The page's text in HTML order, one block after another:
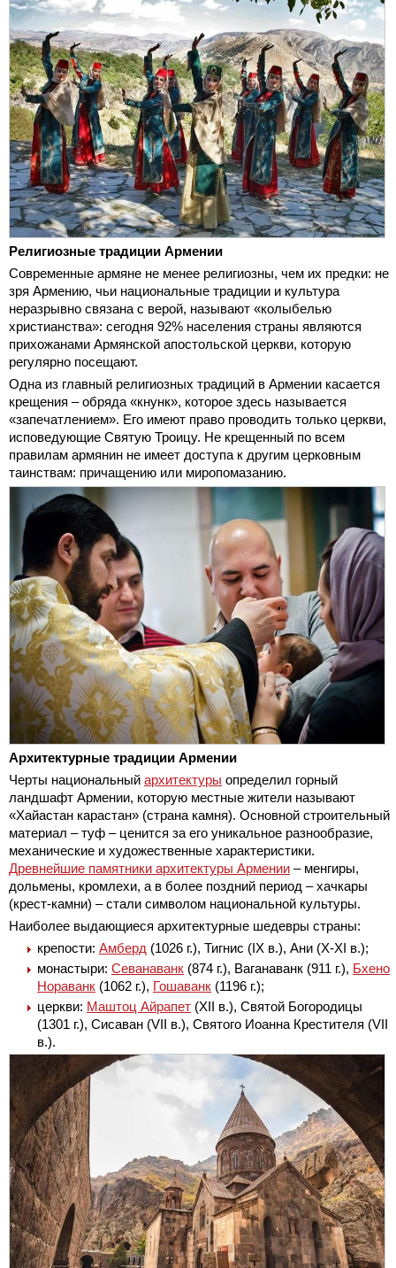
Религиозные традиции Армении
Современные армяне не менее религиозны, чем их предки: не
зря Армению, чьи национальные традиции и культура
неразрывно связана с верой, называют «колыбелью
христианства»: сегодня 92% населения страны являются
прихожанами Армянской апостольской церкви, которую
регулярно посещают.
Одна из главный религиозных традиций в Армении касается
крещения – обряда «кнунк», которое здесь называется
«запечатлением». Его имеют право проводить только церкви,
исповедующие Святую Троицу. Не крещенный по всем
правилам армянин не имеет доступа к другим церковным
таинствам: причащению или миропомазанию.
Архитектурные традиции Армении
Черты национальный архитектуры определил горный
ландшафт Армении, которую местные жители называют
«Хайастан карастан» (страна камня). Основной строительный
материал – туф – ценится за его уникальное разнообразие,
механические и художественные характеристики.
Древнейшие памятники архитектуры Армении – менгиры,
дольмены, кромлехи, а в более поздний период – хачкары
(крест-камни) – стали символом национальной культуры.
Наиболее выдающиеся архитектурные шедевры страны:
крепости: Амберд (1026 г.), Тигнис (IX в.), Ани (Х-XI в.);
монастыри: Севанаванк (874 г.), Ваганаванк (911 г.), Бхено
Нораванк (1062 г.), Гошаванк (1196 г.);
церкви: Маштоц Айрапет (XII в.), Святой Богородицы
(1301 г.), Сисаван (VII в.), Святого Иоанна Крестителя (VII
в.).